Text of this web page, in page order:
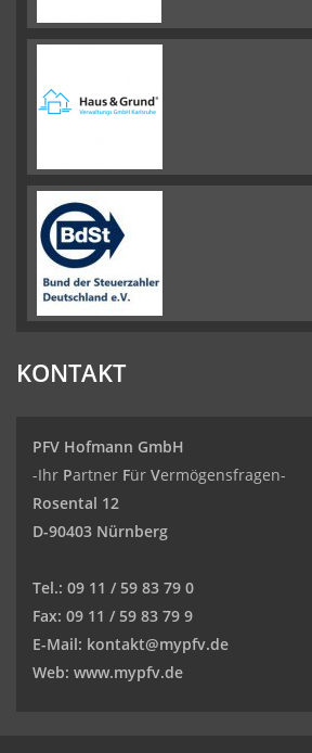
KONTAKT
PFV Hofmann GmbH
-Ihr Partner Für Vermögensfragen-
Rosental 12
D-90403 Nürnberg
Tel.: 09 11 / 59 83 79 0
Fax: 09 11 / 59 83 79 9
E-Mail: kontakt@mypfv.de
Web: www.mypfv.de